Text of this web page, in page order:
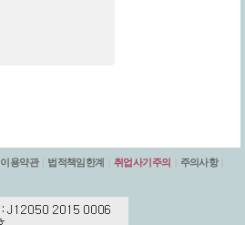
이용약관 법적책임한계 취업사기주의 주의사항